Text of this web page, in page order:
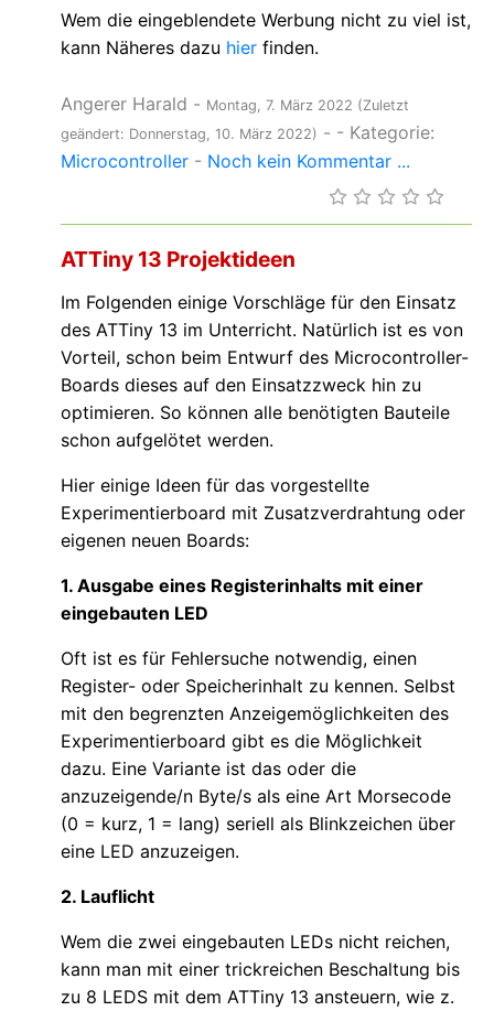
Wem die eingeblendete Werbung nicht zu viel ist,
kann Näheres dazu hier finden.
Angerer Harald - Montag, 7. März 2022 (Zuletzt
geändert: Donnerstag, 10. März 2022) - - Kategorie:
Microcontroller - Noch kein Kommentar ...
ATTiny 13 Projektideen
Im Folgenden einige Vorschläge für den Einsatz
des ATTiny 13 im Unterricht. Natürlich ist es von
Vorteil, schon beim Entwurf des Microcontroller-
Boards dieses auf den Einsatzzweck hin zu
optimieren. So können alle benötigten Bauteile
schon aufgelötet werden.
Hier einige Ideen für das vorgestellte
Experimentierboard mit Zusatzverdrahtung oder
eigenen neuen Boards:
1. Ausgabe eines Registerinhalts mit einer
eingebauten LED
Oft ist es für Fehlersuche notwendig, einen
Register- oder Speicherinhalt zu kennen. Selbst
mit den begrenzten Anzeigemöglichkeiten des
Experimentierboard gibt es die Möglichkeit
dazu. Eine Variante ist das oder die
anzuzeigende/n Byte/s als eine Art Morsecode
(0 = kurz, 1 = lang) seriell als Blinkzeichen über
eine LED anzuzeigen.
2. Lauflicht
Wem die zwei eingebauten LEDs nicht reichen,
kann man mit einer trickreichen Beschaltung bis
zu 8 LEDS mit dem ATTiny 13 ansteuern, wie z.